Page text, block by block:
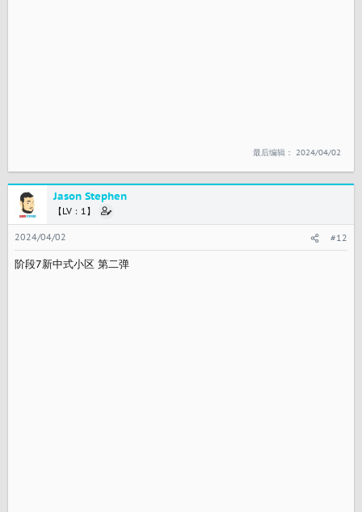
最后编辑： 2024/04/02
Jason Stephen
【LV：1】
2024/04/02 #12
阶段7新中式小区 第二弹